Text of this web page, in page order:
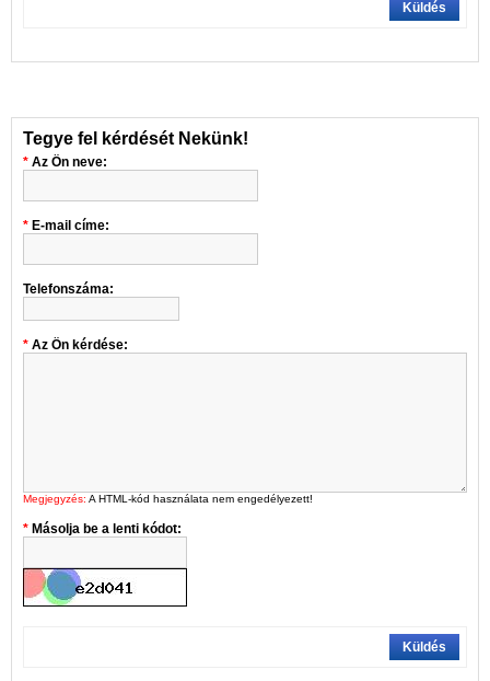
Küldés
Tegye fel kérdését Nekünk!
Az Ön neve:
E-mail címe:
Telefonszáma:
Az Ön kérdése:
Megjegyzés: A HTML-kód használata nem engedélyezett!
Másolja be a lenti kódot:
Küldés